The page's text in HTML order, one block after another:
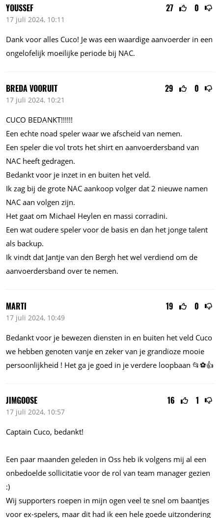
27 0
YOUSSEF
17 juli 2024, 10:11
Dank voor alles Cuco! Je was een waardige aanvoerder in een
ongelofelijk moeilijke periode bij NAC.
29 0
BREDA VOORUIT
17 juli 2024, 10:21
CUCO BEDANKT!!!!!!
Een echte noad speler waar we afscheid van nemen.
Een speler die vol trots het shirt en aanvoerdersband van
NAC heeft gedragen.
Bedankt voor je inzet in en buiten het veld.
Ik zag bij de grote NAC aankoop volger dat 2 nieuwe namen
NAC aan volgen zijn.
Het gaat om Michael Heylen en massi corradini.
Een wat oudere speler voor de basis en dan het jonge talent
als backup.
Ik vindt dat Jantje van den Bergh het wel verdiend om de
aanvoerdersband over te nemen.
19 0
MARTI
17 juli 2024, 10:49
Bedankt voor je bewezen diensten in en buiten het veld Cuco
we hebben genoten vanje en zeker van je grandioze mooie
persoonlijkheid ! Het ga je goed in je verdere loopbaan 📂⚽️👍
16 1
JIMGOOSE
17 juli 2024, 10:57
Captain Cuco, bedankt!
Een paar maanden geleden in Oss heb ik volgens mij al een
onbedoelde sollicitatie voor de rol van team manager gezien
:)
Wij supporters roepen in mijn ogen veel te snel om baantjes
voor ex-spelers, maar dit had ik een hele goede uitzondering